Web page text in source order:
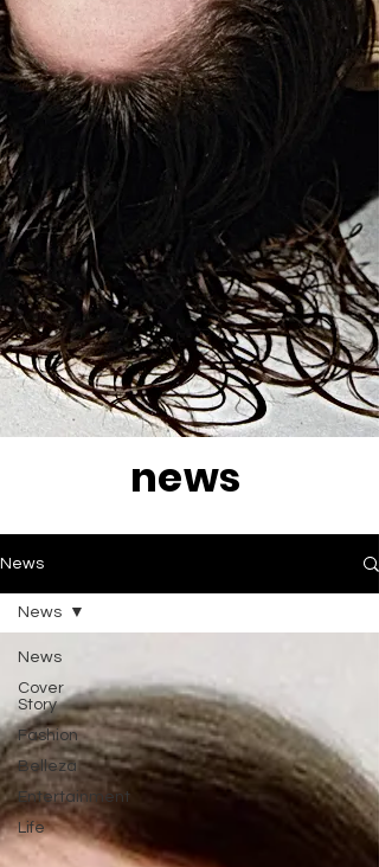
news
News
News
Cover
Story
Fashion
Belleza
Entertainment
Life
News